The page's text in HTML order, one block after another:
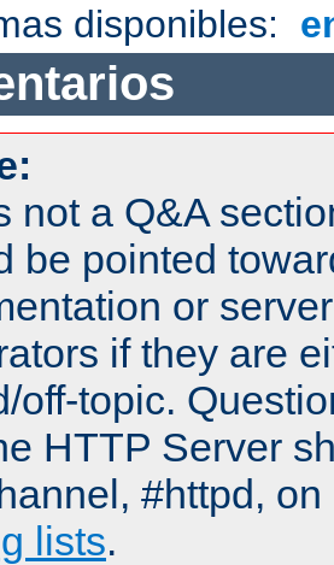
disponibles:
not a Q&A
be pointed
or
if they are
off-topic.
HTTP Server
#httpd,
lists.